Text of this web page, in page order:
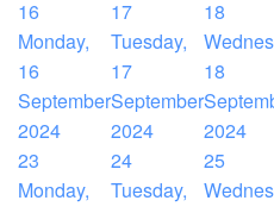
16
Monday,
16
September
2024
17
Tuesday,
17
September
2024
18
18
2024
23
Monday,
24
Tuesday,
25